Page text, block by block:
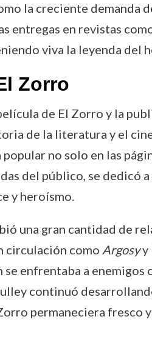
la creciente demanda
entregas en revistas
viva la leyenda del
Zorro
de El Zorro y la
de la literatura y el
no solo en las
del público, se dedicó
y heroísmo.
una gran cantidad de
circulación como Argosyy
enfrentaba a
continuó
permaneciera fresco